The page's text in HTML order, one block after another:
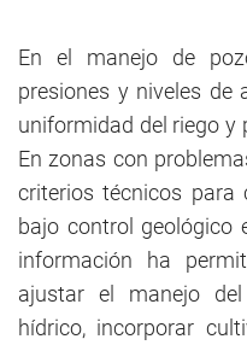
En el manejo de
presiones y niveles de
uniformidad del riego y
En zonas con
criterios técnicos para
bajo control geológico
información ha
ajustar el manejo
hídrico, incorporar